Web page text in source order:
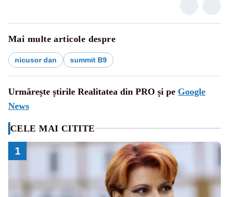
Mai multe articole despre
nicusor dan summit B9
Urmărește știrile Realitatea din PRO și pe Google
News
CELE MAI CITITE
1